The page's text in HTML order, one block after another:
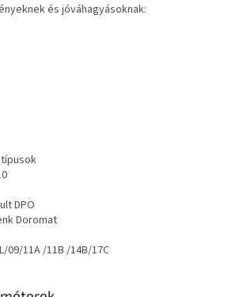
és jóváhagyásoknak:
típusok
DPO
Doromat
09/11A /11B /14B/17C